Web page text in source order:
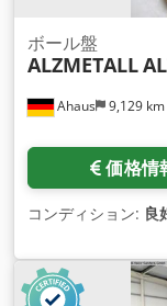
Ahaus 9,129 km
ボール盤
ALZMETALL
価格情
コンディション: 良